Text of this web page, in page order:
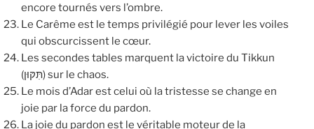
encore tournés vers l’ombre.
Le Carême est le temps privilégié pour lever les voiles
qui obscurcissent le cœur.
Les secondes tables marquent la victoire du Tikkun
(תִּקּוּן) sur le chaos.
Le mois d’Adar est celui où la tristesse se change en
joie par la force du pardon.
La joie du pardon est le véritable moteur de la